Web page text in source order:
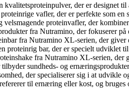
kvalitetsproteinpulver, der er designet
vafler, der er perfekte som en
proteinvafler, der
fra Nutramino, der fokuserer
fra Nutramino XL-serien, der
proteinrig bar, der er specielt udviklet
fra Nutramino XL-serien,
sundheds- og
der specialiserer sig i at udvikle
til ernæring eller kost, og